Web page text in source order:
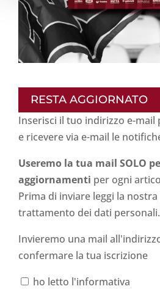
RESTA AGGIORNATO
Inserisci il tuo indirizzo e-mail
e ricevere via e-mail le
Useremo la tua mail SOLO
aggiornamenti per ogni
Prima di inviare leggi la
trattamento dei dati personali.
Invieremo una mail
confermare la tua iscrizione
ho letto l'informativa